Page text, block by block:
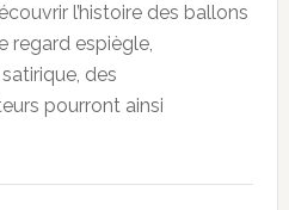
l’histoire des ballons
regard espiègle,
des
pourront ainsi